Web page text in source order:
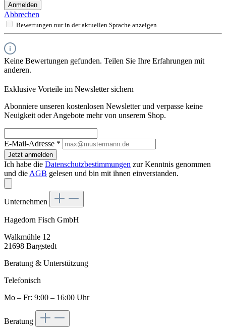
Anmelden
Abbrechen
Bewertungen nur in der aktuellen Sprache anzeigen.
Keine Bewertungen gefunden. Teilen Sie Ihre Erfahrungen mit
anderen.
Exklusive Vorteile im Newsletter sichern
Abonniere unseren kostenlosen Newsletter und verpasse keine
Neuigkeit oder Angebote mehr von unserem Shop.
E-Mail-Adresse *
Jetzt anmelden
Ich habe die Datenschutzbestimmungen zur Kenntnis genommen
und die AGB gelesen und bin mit ihnen einverstanden.
Unternehmen
Hagedorn Fisch GmbH
Walkmühle 12
21698 Bargstedt
Beratung & Unterstützung
Telefonisch
Mo – Fr: 9:00 – 16:00 Uhr
Beratung